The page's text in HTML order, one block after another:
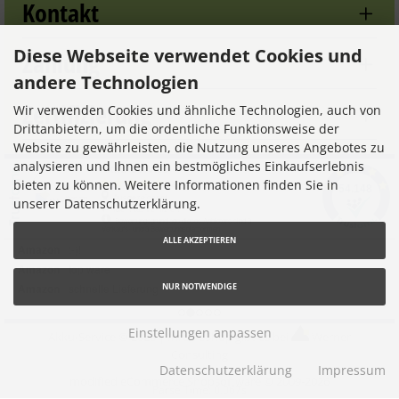
Kontakt
Zahlung
Zertifizierung
Akku-Service © 2026 |Ihren eShop gibt es bei
ified eCommerce Shopsoftware © 2009-2026
Diese Webseite verwendet Cookies und
andere Technologien
Wir verwenden Cookies und ähnliche Technologien, auch von
Drittanbietern, um die ordentliche Funktionsweise der
Website zu gewährleisten, die Nutzung unseres Angebotes zu
analysieren und Ihnen ein bestmögliches Einkaufserlebnis
bieten zu können. Weitere Informationen finden Sie in
unserer Datenschutzerklärung.
ALLE AKZEPTIEREN
NUR NOTWENDIGE
Einstellungen anpassen
Datenschutzerklärung Impressum